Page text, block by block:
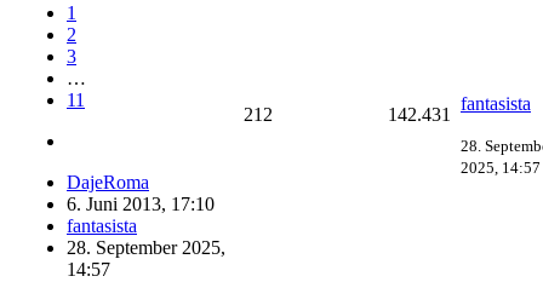
1
2
3
…
11
DajeRoma
6. Juni 2013, 17:10
fantasista
28. September 2025,
14:57
212 142.431
fantasista
28.
2025, 14:57